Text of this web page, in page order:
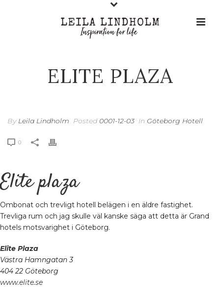
ELITE PLAZA
By Leila Lindholm Posted 0001-12-03 In Göteborg Hotell
0
Elite plaza
Ombonat och trevligt hotell belägen i en äldre fastighet.
Trevliga rum och jag skulle väl kanske säga att detta är Grand
hotels motsvarighet i Göteborg.
Elite Plaza
Västra Hamngatan 3
404 22 Göteborg
www.elite.se